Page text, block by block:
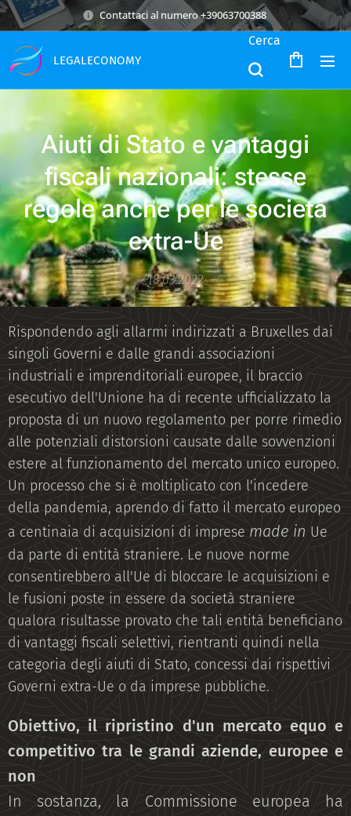
Contattaci al numero +39063700388
LEGALECONOMY
Cerca
Aiuti di Stato e vantaggi
fiscali nazionali: stesse
regole anche per le società
extra-Ue
18.03.2022
Rispondendo agli allarmi indirizzati a Bruxelles dai
singoli Governi e dalle grandi associazioni
industriali e imprenditoriali europee, il braccio
esecutivo dell'Unione ha di recente ufficializzato la
proposta di un nuovo regolamento per porre rimedio
alle potenziali distorsioni causate dalle sovvenzioni
estere al funzionamento del mercato unico europeo.
Un processo che si è moltiplicato con l'incedere
della pandemia, aprendo di fatto il mercato europeo
a centinaia di acquisizioni di imprese made in Ue
da parte di entità straniere. Le nuove norme
consentirebbero all'Ue di bloccare le acquisizioni e
le fusioni poste in essere da società straniere
qualora risultasse provato che tali entità beneficiano
di vantaggi fiscali selettivi, rientranti quindi nella
categoria degli aiuti di Stato, concessi dai rispettivi
Governi extra-Ue o da imprese pubbliche.
Obiettivo, il ripristino d'un mercato equo e
competitivo tra le grandi aziende, europee e
non
In sostanza, la Commissione europea ha